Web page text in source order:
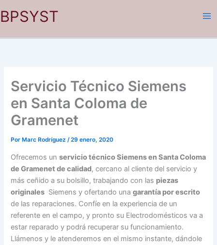
al
BPSYST
Servicio Técnico Siemens
en Santa Coloma de
Gramenet
Por Marc Rodríguez/29 enero, 2020
Ofrecemos unservicio técnico Siemens en Santa Coloma
de Gramenet de calidad, cercano al cliente del servicio y
más ceñido a su bolsillo, trabajando con las piezas
originales Siemens y ofertando unagarantía por escrito
de las reparaciones. Confíe en la experiencia de un
referente en el campo, y pronto su Electrodomésticos va a
estar reparado y podrá recuperar su funcionamiento.
Llámenos y le atenderemos en el mismo instante, dándole